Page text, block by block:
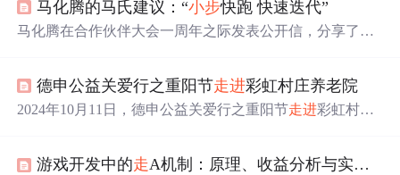
马化腾的马氏建议：“小步快跑 快速迭代”
马化腾在合作伙伴大会一周年之际发表公开信，分享了腾
重要性。马化腾倡导“小步 快跑，快速迭代”的产品开发理
念。
德申公益关爱行之重阳节走进彩虹村庄养老院
2024年10月11日，德申公益关爱行之重阳节走进彩虹村庄
家参观园区，活动在欢声笑语中结束，体现了对老人的关
游戏开发中的走A机制：原理、收益分析与实战指南